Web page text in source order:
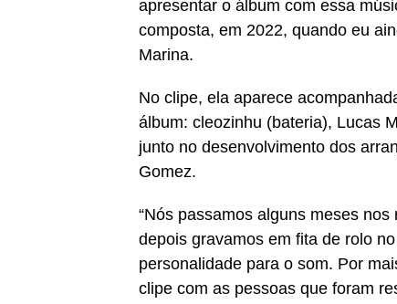
apresentar o álbum com essa
composta, em 2022, quando eu
Marina.
No clipe, ela aparece
álbum: cleozinhu (bateria), Lucas
junto no desenvolvimento dos
Gomez.
“Nós passamos alguns meses
depois gravamos em fita de rolo
personalidade para o som. Por
clipe com as pessoas que foram